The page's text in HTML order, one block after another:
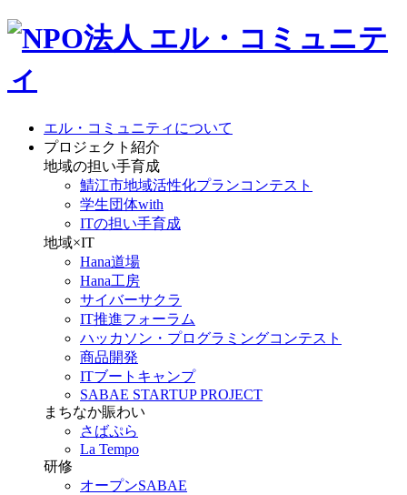
エル・コミュニティについて
プロジェクト紹介
地域の担い手育成
鯖江市地域活性化プランコンテスト
学生団体with
ITの担い手育成
地域×IT
Hana道場
Hana工房
サイバーサクラ
IT推進フォーラム
ハッカソン・プログラミングコンテスト
商品開発
ITブートキャンプ
SABAE STARTUP PROJECT
まちなか賑わい
さばぷら
La Tempo
研修
オープンSABAE